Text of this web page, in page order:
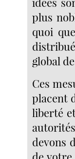
plus
quoi
global
Ces
placent
liberté
devons